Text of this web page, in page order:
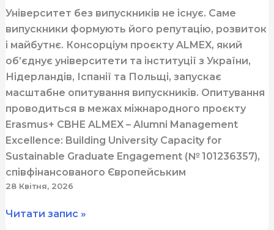
випускниками
Університет без випускників не існує. Саме
випускники формують його репутацію, розвиток
і майбутнє. Консорціум проєкту ALMEX, який
об’єднує університети та інституції з України,
Нідерландів, Іспанії та Польщі, запускає
масштабне опитування випускників. Опитування
проводиться в межах міжнародного проєкту
Erasmus+ CBHE ALMEX – Alumni Management
Excellence: Building University Capacity for
Sustainable Graduate Engagement (№ 101236357),
співфінансованого Європейським
28 Квітня, 2026
ALMEX
Читати запис »